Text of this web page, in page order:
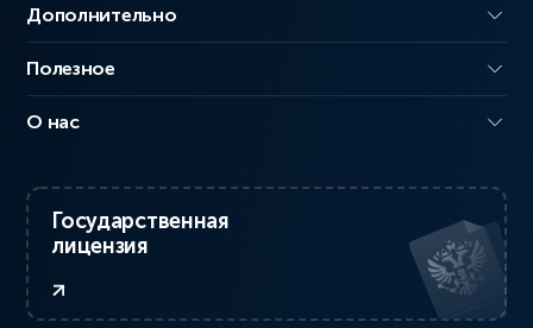
Дополнительно
Полезное
О нас
Государственная
лицензия